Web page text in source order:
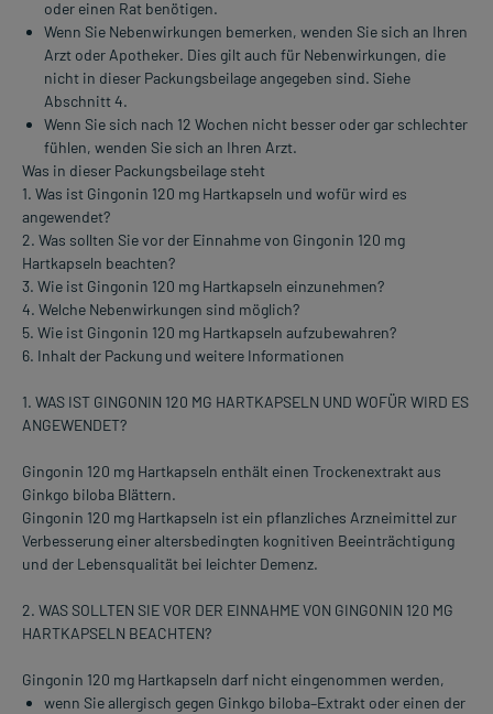
oder einen Rat benötigen.
Wenn Sie Nebenwirkungen bemerken, wenden Sie sich an Ihren
Arzt oder Apotheker. Dies gilt auch für Nebenwirkungen, die
nicht in dieser Packungsbeilage angegeben sind. Siehe
Abschnitt 4.
Wenn Sie sich nach 12 Wochen nicht besser oder gar schlechter
fühlen, wenden Sie sich an Ihren Arzt.
Was in dieser Packungsbeilage steht
1. Was ist Gingonin 120 mg Hartkapseln und wofür wird es
angewendet?
2. Was sollten Sie vor der Einnahme von Gingonin 120 mg
Hartkapseln beachten?
3. Wie ist Gingonin 120 mg Hartkapseln einzunehmen?
4. Welche Nebenwirkungen sind möglich?
5. Wie ist Gingonin 120 mg Hartkapseln aufzubewahren?
6. Inhalt der Packung und weitere Informationen
1. WAS IST GINGONIN 120 MG HARTKAPSELN UND WOFÜR WIRD ES
ANGEWENDET?
Gingonin 120 mg Hartkapseln enthält einen Trockenextrakt aus
Ginkgo biloba Blättern.
Gingonin 120 mg Hartkapseln ist ein pflanzliches Arzneimittel zur
Verbesserung einer altersbedingten kognitiven Beeinträchtigung
und der Lebensqualität bei leichter Demenz.
2. WAS SOLLTEN SIE VOR DER EINNAHME VON GINGONIN 120 MG
HARTKAPSELN BEACHTEN?
Gingonin 120 mg Hartkapseln darf nicht eingenommen werden,
wenn Sie allergisch gegen Ginkgo biloba–Extrakt oder einen der